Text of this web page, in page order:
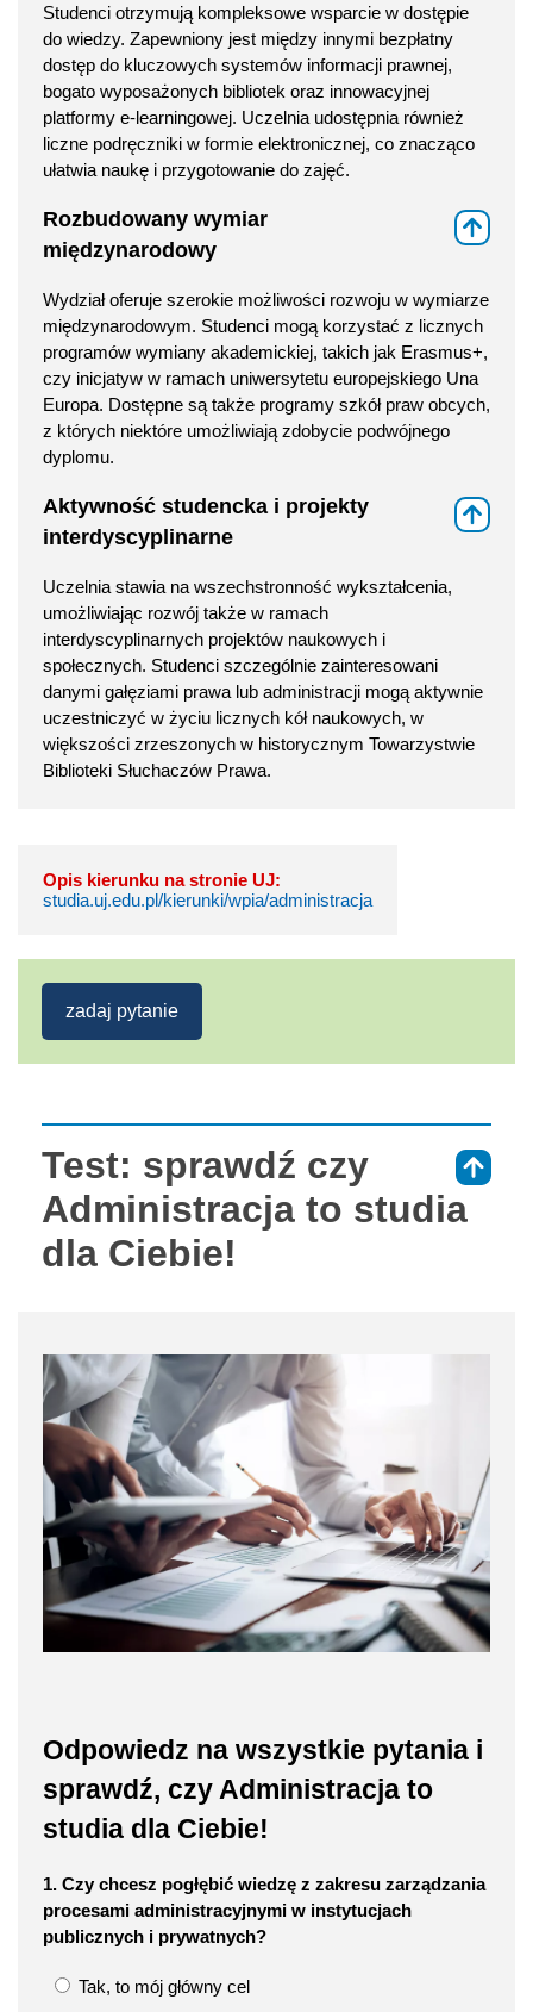
Studenci otrzymują kompleksowe wsparcie w dostępie
do wiedzy. Zapewniony jest między innymi bezpłatny
dostęp do kluczowych systemów informacji prawnej,
bogato wyposażonych bibliotek oraz innowacyjnej
platformy e-learningowej. Uczelnia udostępnia również
liczne podręczniki w formie elektronicznej, co znacząco
ułatwia naukę i przygotowanie do zajęć.
Rozbudowany wymiar
międzynarodowy
Wydział oferuje szerokie możliwości rozwoju w wymiarze
międzynarodowym. Studenci mogą korzystać z licznych
programów wymiany akademickiej, takich jak Erasmus+,
czy inicjatyw w ramach uniwersytetu europejskiego Una
Europa. Dostępne są także programy szkół praw obcych,
z których niektóre umożliwiają zdobycie podwójnego
dyplomu.
Aktywność studencka i projekty
interdyscyplinarne
Uczelnia stawia na wszechstronność wykształcenia,
umożliwiając rozwój także w ramach
interdyscyplinarnych projektów naukowych i
społecznych. Studenci szczególnie zainteresowani
danymi gałęziami prawa lub administracji mogą aktywnie
uczestniczyć w życiu licznych kół naukowych, w
większości zrzeszonych w historycznym Towarzystwie
Biblioteki Słuchaczów Prawa.
Opis kierunku na stronie UJ:
studia.uj.edu.pl/kierunki/wpia/administracja
zadaj pytanie
Test: sprawdź czy
Administracja to studia
dla Ciebie!
Odpowiedz na wszystkie pytania i
sprawdź, czy Administracja to
studia dla Ciebie!
1. Czy chcesz pogłębić wiedzę z zakresu zarządzania
procesami administracyjnymi w instytucjach
publicznych i prywatnych?
Tak, to mój główny cel